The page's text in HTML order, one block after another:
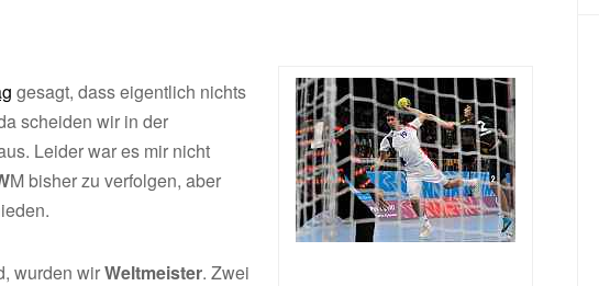
gesagt, dass eigentlich nichts
scheiden wir in der
Leider war es mir nicht
M bisher zu verfolgen, aber
wurden wirWeltmeister. Zwei